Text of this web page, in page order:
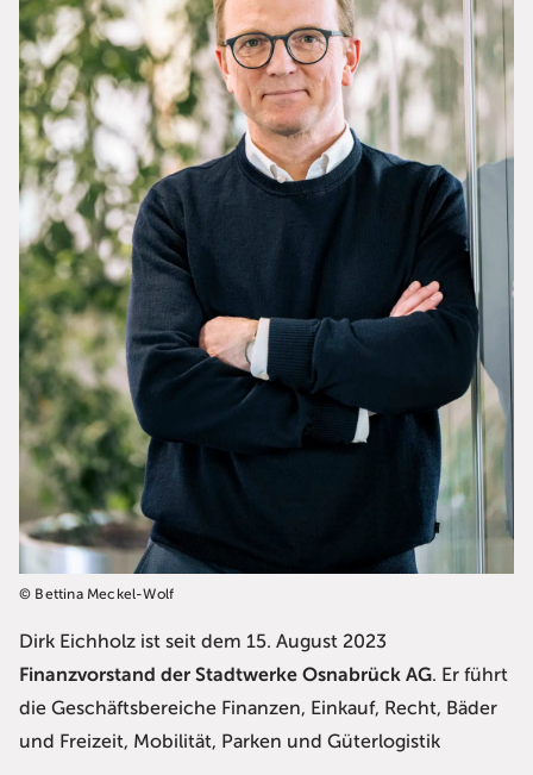
© Bettina Meckel-Wolf
Dirk Eichholz ist seit dem 15. August 2023
Finanzvorstand der Stadtwerke Osnabrück AG. Er führt
die Geschäftsbereiche Finanzen, Einkauf, Recht, Bäder
und Freizeit, Mobilität, Parken und Güterlogistik